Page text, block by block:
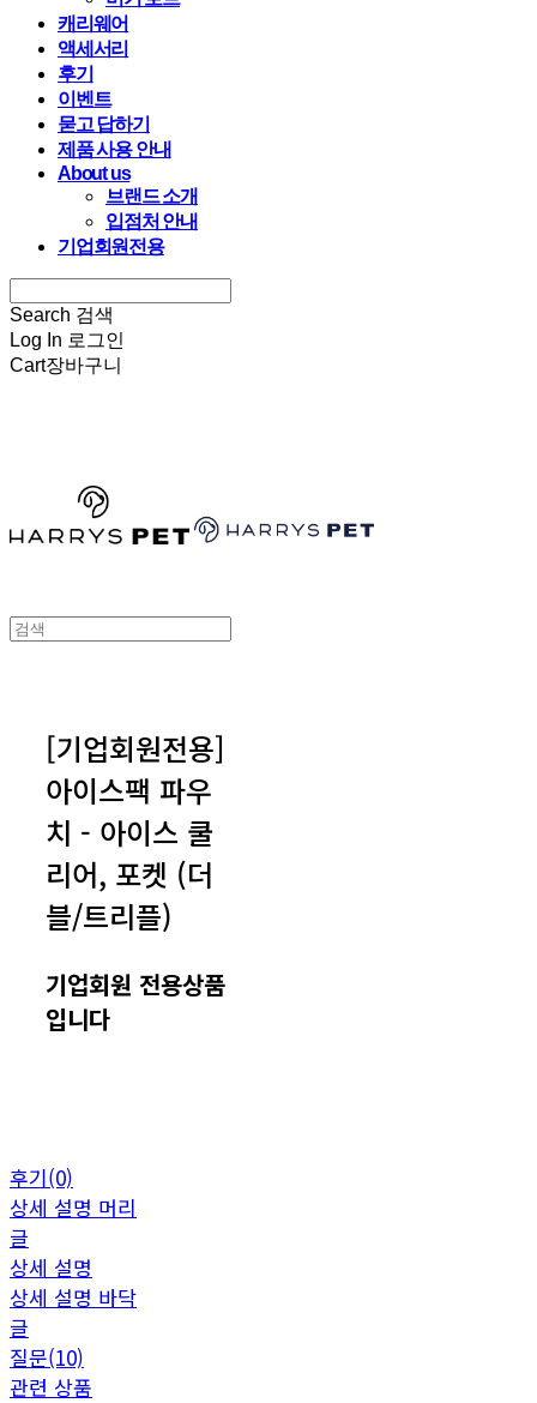
캐리웨어
액세서리
후기
이벤트
묻고 답하기
제품 사용 안내
About us
브랜드 소개
입점처 안내
기업회원전용
Search 검색
Log In 로그인
Cart장바구니
[기업회원전용]
아이스팩 파우
치 - 아이스 쿨
리어, 포켓 (더
블/트리플)
기업회원 전용상품
입니다
후기(0)
상세 설명 머리
글
상세 설명
상세 설명 바닥
글
질문(10)
관련 상품